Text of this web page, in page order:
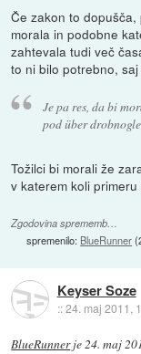
Če zakon to
morala in podobne
zahtevala tudi več
to ni bilo potrebno,
Je pa res, da bi
pod über
Tožilci bi morali že
v katerem koli
Zgodovina sprememb…
spremenilo: BlueRunner(
Keyser Soze
::24. maj 2011,
BlueRunnerje24. maj